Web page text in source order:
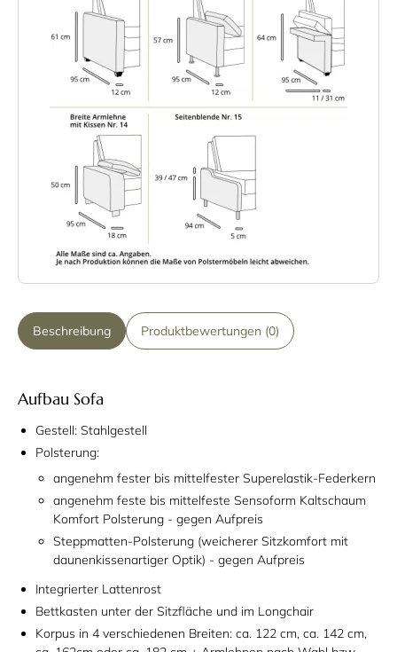
Beschreibung Produktbewertungen (0)
Aufbau Sofa
Gestell: Stahlgestell
Polsterung:
angenehm fester bis mittelfester Superelastik-Federkern
angenehm feste bis mittelfeste Sensoform Kaltschaum
Komfort Polsterung - gegen Aufpreis
Steppmatten-Polsterung (weicherer Sitzkomfort mit
daunenkissenartiger Optik) - gegen Aufpreis
Integrierter Lattenrost
Bettkasten unter der Sitzfläche und im Longchair
Korpus in 4 verschiedenen Breiten: ca. 122 cm, ca. 142 cm,